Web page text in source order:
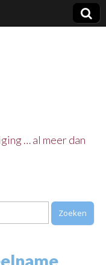
… al meer dan